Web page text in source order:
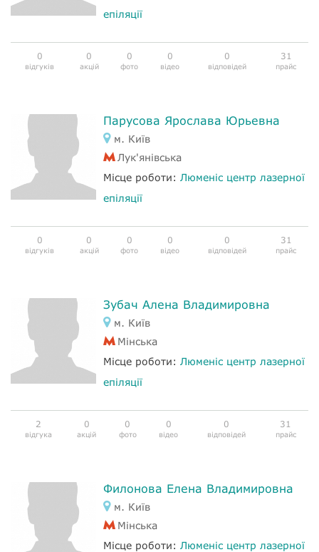
епіляції
0
відгуків
0
акцій
0
фото
0
відео
0
відповідей
31
прайс
Парусова Ярослава Юрьевна
м. Київ
Лук'янівська
Місце роботи: Люменіс центр лазерної
епіляції
0
відгуків
0
акцій
0
фото
0
відео
0
відповідей
31
прайс
Зубач Алена Владимировна
м. Київ
Мінська
Місце роботи: Люменіс центр лазерної
епіляції
2
відгука
0
акцій
0
фото
0
відео
0
відповідей
31
прайс
Филонова Елена Владимировна
м. Київ
Мінська
Місце роботи: Люменіс центр лазерної